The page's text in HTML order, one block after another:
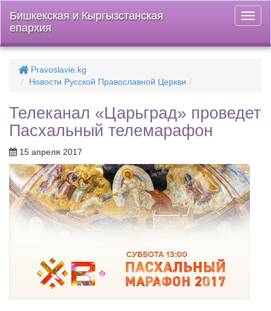
меню
Бишкекская и Кыргызстанская
епархия
Pravoslavie.kg
Новости Русской Православной Церкви
Телеканал «Царьград» проведет
Пасхальный телемарафон
15 апреля 2017